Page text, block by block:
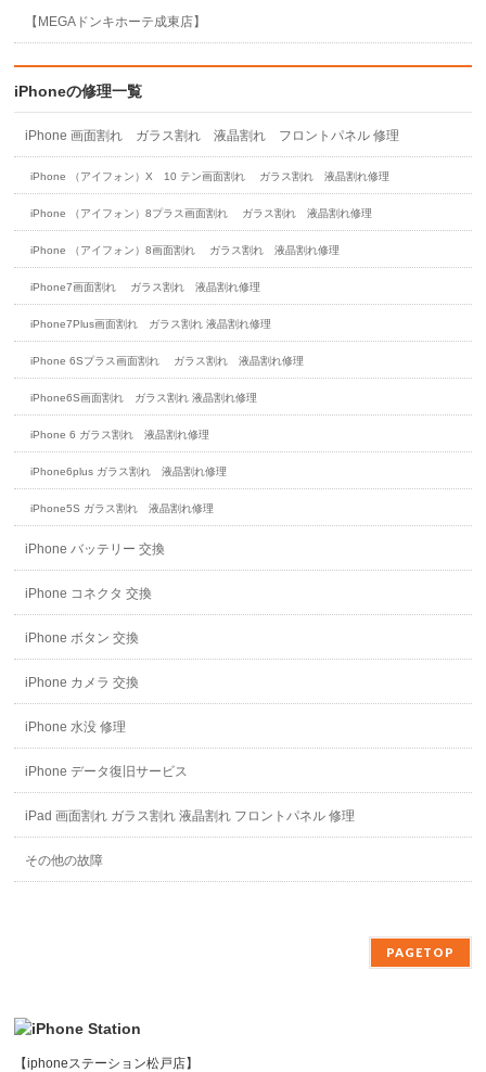
【MEGAドンキホーテ成東店】
iPhoneの修理一覧
iPhone 画面割れ ガラス割れ 液晶割れ フロントパネル 修理
iPhone （アイフォン）X 10 テン画面割れ ガラス割れ 液晶割れ修理
iPhone （アイフォン）8プラス画面割れ ガラス割れ 液晶割れ修理
iPhone （アイフォン）8画面割れ ガラス割れ 液晶割れ修理
iPhone7画面割れ ガラス割れ 液晶割れ修理
iPhone7Plus画面割れ ガラス割れ 液晶割れ修理
iPhone 6Sプラス画面割れ ガラス割れ 液晶割れ修理
iPhone6S画面割れ ガラス割れ 液晶割れ修理
iPhone 6 ガラス割れ 液晶割れ修理
iPhone6plus ガラス割れ 液晶割れ修理
iPhone5S ガラス割れ 液晶割れ修理
iPhone バッテリー 交換
iPhone コネクタ 交換
iPhone ボタン 交換
iPhone カメラ 交換
iPhone 水没 修理
iPhone データ復旧サービス
iPad 画面割れ ガラス割れ 液晶割れ フロントパネル 修理
その他の故障
PAGETOP
【iphoneステーション松戸店】